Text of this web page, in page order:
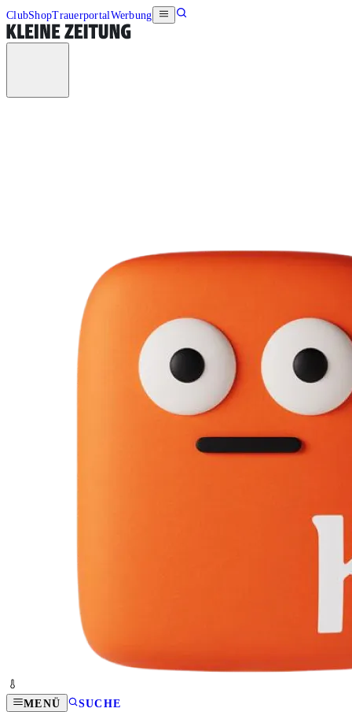
ClubShopTrauerportalWerbung
MENÜ SUCHE